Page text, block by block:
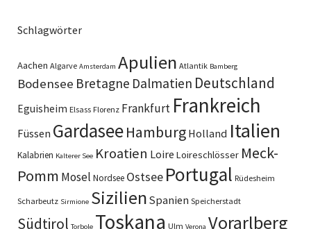
Schlagwörter
Aachen Algarve Amsterdam Apulien Atlantik Bamberg
Bodensee Bretagne Dalmatien Deutschland
Eguisheim Elsass Florenz Frankfurt Frankreich
Füssen GardaseeHamburg Holland Italien
Kalabrien Kalterer See Kroatien Loire Loireschlösser Meck-
Pomm Mosel Nordsee Ostsee Portugal Rüdesheim
Scharbeutz Sirmione Sizilien Spanien Speicherstadt
Südtirol Torbole Toskana Ulm Verona Vorarlberg